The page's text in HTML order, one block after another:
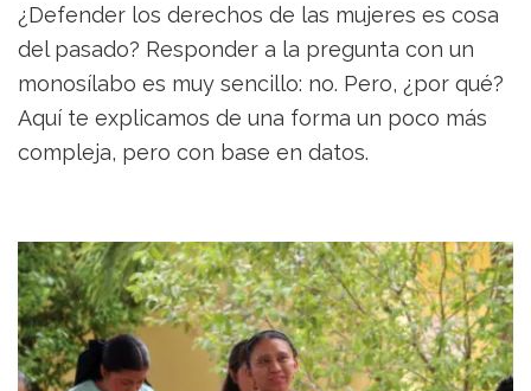
los
derechos
las
mujeres
cosa
¿Defender los derechos de las mujeres es cosa
del pasado? Responder a la pregunta con un
monosílabo es muy sencillo: no. Pero, ¿por qué?
Aquí te explicamos de una forma un poco más
compleja, pero con base en datos.